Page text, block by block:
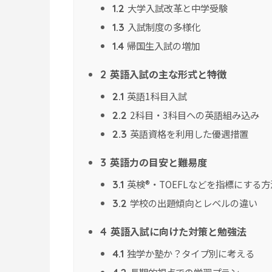
1.2 大学入試改革と中学受験
1.3 入試制度の多様化
1.4 帰国生入試の増加
2 英語入試の主な形式と特徴
2.1 英語1科目入試
2.2 2科目・3科目への英語組み込み
2.3 英語資格を利用した優遇措置
3 英語力の目安と難易度
3.1 英検®・TOEFLなどを指標にする
3.2 学校の出題傾向とレベルの違い
4 英語入試に向けた対策と勉強法
4.1 独学か塾か？タイプ別に考える